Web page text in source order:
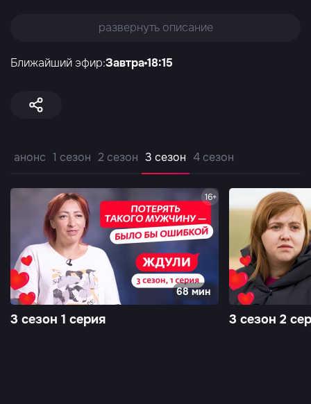
развернуть описание
Ближайший эфир:Завтра18:15
анонс 1 сезон 2 сезон 3 сезон 4 сезон
16+
68 мин
3 сезон 1 серия 3 сезон 2